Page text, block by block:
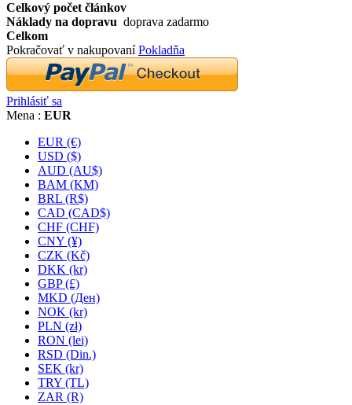
Celkový počet článkov
Náklady na dopravu doprava zadarmo
Celkom
Pokračovať v nakupovaníPokladňa
Prihlásiť sa
Mena : EUR
EUR (€)
USD ($)
AUD (AU$)
BAM (KM)
BRL (R$)
CAD (CAD$)
CHF (CHF)
CNY (¥)
CZK (Kč)
DKK (kr)
GBP (£)
MKD (Ден)
NOK (kr)
PLN (zł)
RON (lei)
RSD (Din.)
SEK (kr)
TRY (TL)
ZAR (R)